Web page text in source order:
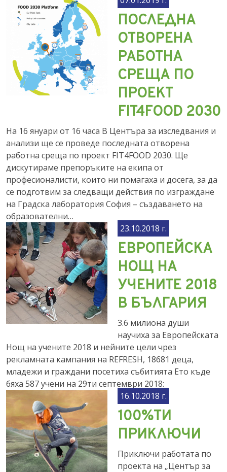
ПОСЛЕДНА
ОТВОРЕНА
РАБОТНА
СРЕЩА ПО
ПРОЕКТ
FIT4FOOD 2030
На 16 януари от 16 часа В Центъра за изследвания и
анализи ще се проведе последната отворена
работна среща по проект FIT4FOOD 2030. Ще
дискутираме препоръките на екипа от
професионалисти, които ни помагаха и досега, за да
се подготвим за следващи действия по изграждане
на Градска лаборатория София – създаването на
образователни…
23.10.2018 г.
ЕВРОПЕЙСКА
НОЩ НА
УЧЕНИТЕ 2018
В БЪЛГАРИЯ
3.6 милиона души
научиха за Европейската
Нощ на учените 2018 и нейните цели чрез
рекламната кампания на REFRESH, 18681 деца,
младежи и граждани посетиха събитията Ето къде
бяха 587 учени на 29ти септември 2018:
16.10.2018 г.
100%ТИ
ПРИКЛЮЧИ
Приключи работата по
проекта на „Център за